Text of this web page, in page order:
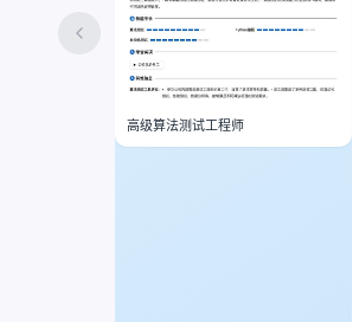
高级算法测试工程师